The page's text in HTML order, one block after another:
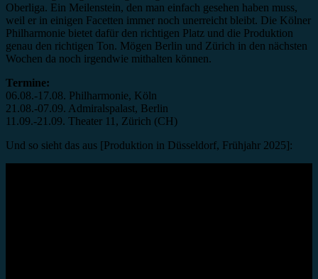
Oberliga. Ein Meilenstein, den man einfach gesehen haben muss,
weil er in einigen Facetten immer noch unerreicht bleibt. Die Kölner
Philharmonie bietet dafür den richtigen Platz und die Produktion
genau den richtigen Ton. Mögen Berlin und Zürich in den nächsten
Wochen da noch irgendwie mithalten können.
Termine:
06.08.-17.08. Philharmonie, Köln
21.08.-07.09. Admiralspalast, Berlin
11.09.-21.09. Theater 11, Zürich (CH)
Und so sieht das aus [Produktion in Düsseldorf, Frühjahr 2025]: